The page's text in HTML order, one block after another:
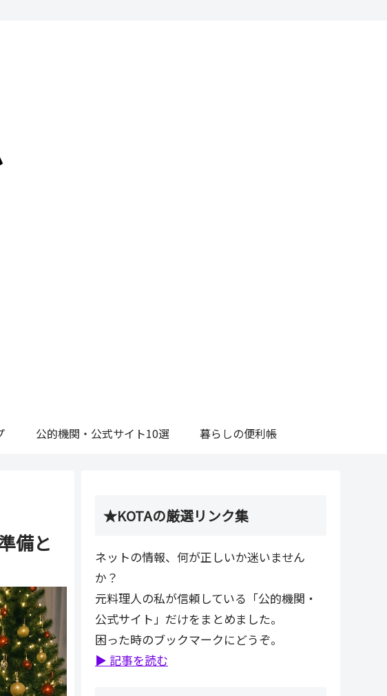
公的機関・公式サイト10選 暮らしの便利帳
備と
★KOTAの厳選リンク集
ネットの情報、何が正しいか迷いません
か？
元料理人の私が信頼している「公的機関・
公式サイト」だけをまとめました。
困った時のブックマークにどうぞ。
▶ 記事を読む